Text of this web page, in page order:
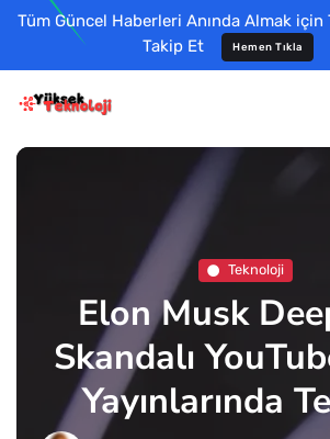
Tüm Güncel Haberleri Anında Almak
Takip Et
Hemen Tıkla
Teknoloji
Elon Musk
Skandalı
Yayınlarında